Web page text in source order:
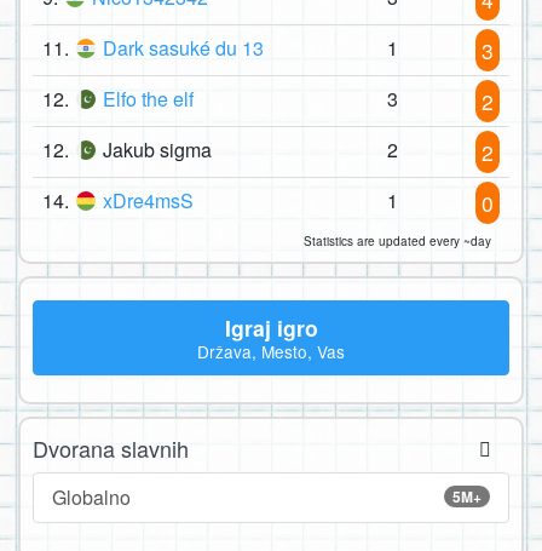
11. Dark sasuké du 13 1 3
12. Elfo the elf 3 2
12. Jakub sigma 2 2
14. xDre4msS 1 0
Statistics are updated every ~day
Igraj igro
Država, Mesto, Vas
Dvorana slavnih
5M+
Globalno